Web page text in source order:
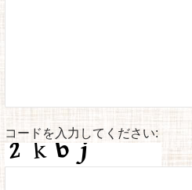
コードを入力してください: